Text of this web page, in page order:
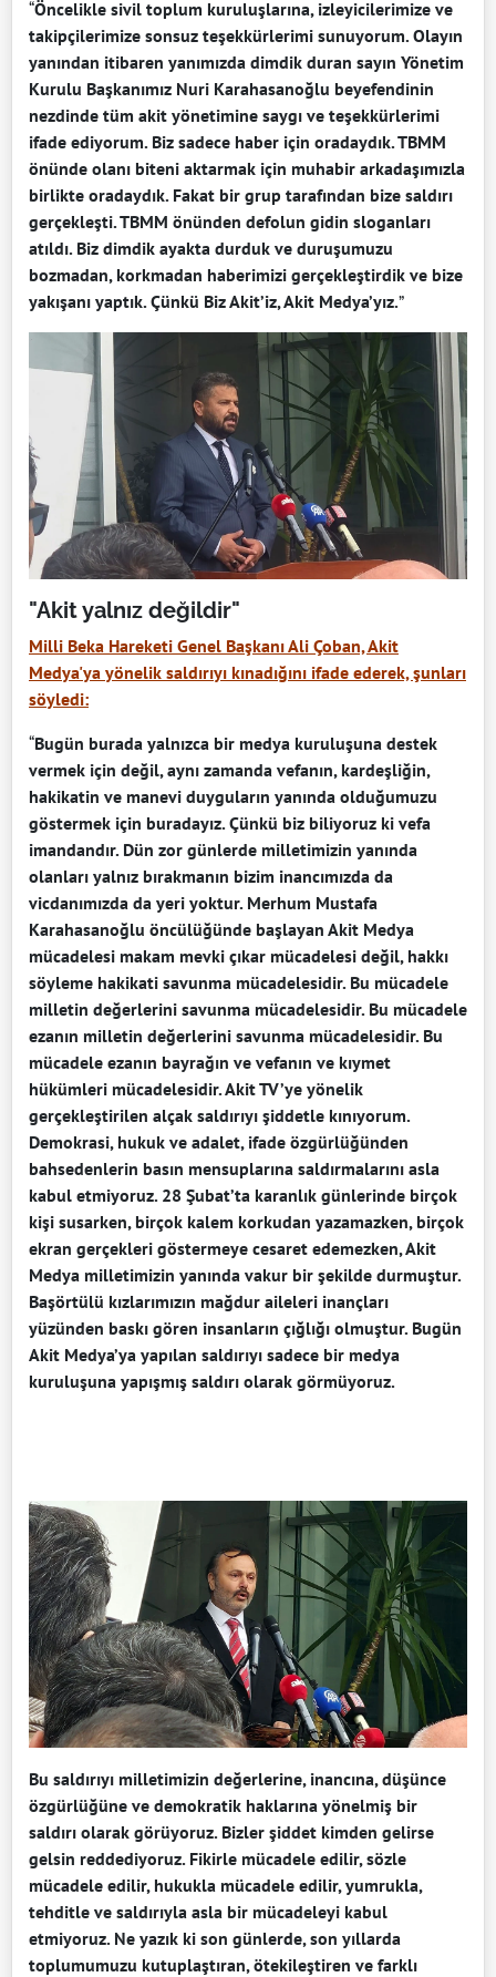
“Öncelikle sivil toplum kuruluşlarına, izleyicilerimize ve
takipçilerimize sonsuz teşekkürlerimi sunuyorum. Olayın
yanından itibaren yanımızda dimdik duran sayın Yönetim
Kurulu Başkanımız Nuri Karahasanoğlu beyefendinin
nezdinde tüm akit yönetimine saygı ve teşekkürlerimi
ifade ediyorum. Biz sadece haber için oradaydık. TBMM
önünde olanı biteni aktarmak için muhabir arkadaşımızla
birlikte oradaydık. Fakat bir grup tarafından bize saldırı
gerçekleşti. TBMM önünden defolun gidin sloganları
atıldı. Biz dimdik ayakta durduk ve duruşumuzu
bozmadan, korkmadan haberimizi gerçekleştirdik ve bize
yakışanı yaptık. Çünkü Biz Akit’iz, Akit Medya’yız.”
"Akit yalnız değildir"
Milli Beka Hareketi Genel Başkanı Ali Çoban, Akit
Medya'ya yönelik saldırıyı kınadığını ifade ederek, şunları
söyledi:
“Bugün burada yalnızca bir medya kuruluşuna destek
vermek için değil, aynı zamanda vefanın, kardeşliğin,
hakikatin ve manevi duyguların yanında olduğumuzu
göstermek için buradayız. Çünkü biz biliyoruz ki vefa
imandandır. Dün zor günlerde milletimizin yanında
olanları yalnız bırakmanın bizim inancımızda da
vicdanımızda da yeri yoktur. Merhum Mustafa
Karahasanoğlu öncülüğünde başlayan Akit Medya
mücadelesi makam mevki çıkar mücadelesi değil, hakkı
söyleme hakikati savunma mücadelesidir. Bu mücadele
milletin değerlerini savunma mücadelesidir. Bu mücadele
ezanın milletin değerlerini savunma mücadelesidir. Bu
mücadele ezanın bayrağın ve vefanın ve kıymet
hükümleri mücadelesidir. Akit TV’ye yönelik
gerçekleştirilen alçak saldırıyı şiddetle kınıyorum.
Demokrasi, hukuk ve adalet, ifade özgürlüğünden
bahsedenlerin basın mensuplarına saldırmalarını asla
kabul etmiyoruz. 28 Şubat’ta karanlık günlerinde birçok
kişi susarken, birçok kalem korkudan yazamazken, birçok
ekran gerçekleri göstermeye cesaret edemezken, Akit
Medya milletimizin yanında vakur bir şekilde durmuştur.
Başörtülü kızlarımızın mağdur aileleri inançları
yüzünden baskı gören insanların çığlığı olmuştur. Bugün
Akit Medya’ya yapılan saldırıyı sadece bir medya
kuruluşuna yapışmış saldırı olarak görmüyoruz.
Bu saldırıyı milletimizin değerlerine, inancına, düşünce
özgürlüğüne ve demokratik haklarına yönelmiş bir
saldırı olarak görüyoruz. Bizler şiddet kimden gelirse
gelsin reddediyoruz. Fikirle mücadele edilir, sözle
mücadele edilir, hukukla mücadele edilir, yumrukla,
tehditle ve saldırıyla asla bir mücadeleyi kabul
etmiyoruz. Ne yazık ki son günlerde, son yıllarda
toplumumuzu kutuplaştıran, ötekileştiren ve farklı